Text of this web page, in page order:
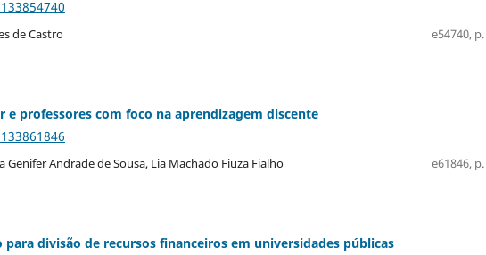
de Castro
e54740,
e professores com foco na aprendizagem discente
Genifer Andrade de Sousa, Lia Machado Fiuza Fialho
e61846,
divisão de recursos financeiros em universidades públicas